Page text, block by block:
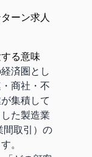
ーン求人
る意味
済圏とし
商社・不
集積して
た製造業
間取引）の
。